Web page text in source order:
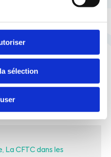
sélection
et service
le pouvoir
La CFTC dans les